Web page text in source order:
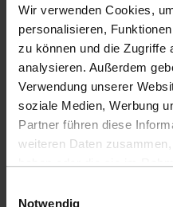
Wir verwenden Cookies,
personalisieren,
zu können und die Zugriffe
analysieren. Außerdem
Verwendung unserer
soziale Medien, Werbung
Partner führen diese
weiteren Daten
Einstellungen zu den
Notwendig
Leather Fresh Set